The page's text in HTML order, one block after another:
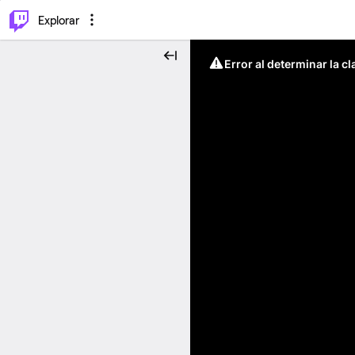
Explorar
Error al determinar la